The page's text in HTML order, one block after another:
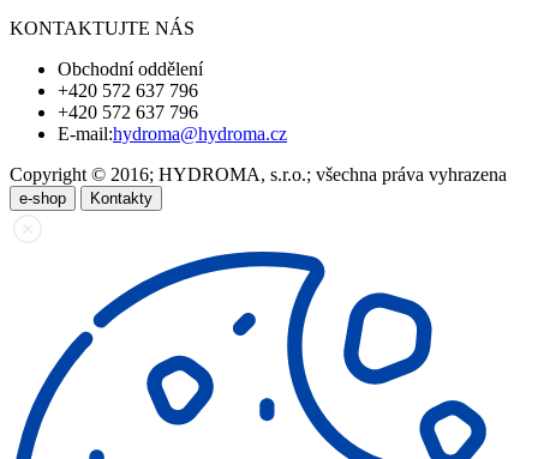
KONTAKTUJTE NÁS
Obchodní oddělení
+420 572 637 796
+420 572 637 796
E-mail:hydroma@hydroma.cz
Copyright © 2016; HYDROMA, s.r.o.; všechna práva vyhrazena
e-shop Kontakty